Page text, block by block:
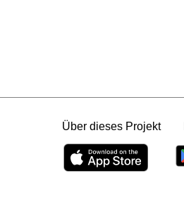
Über dieses Projekt